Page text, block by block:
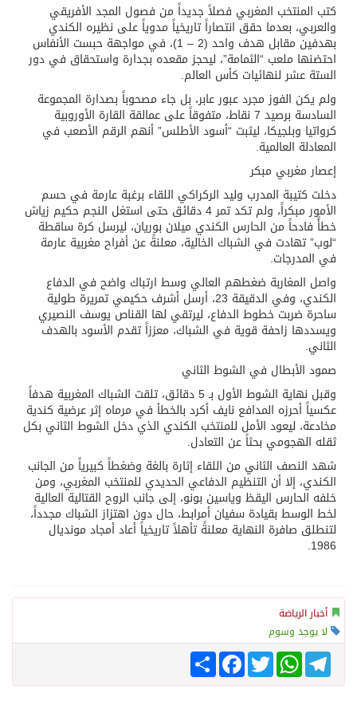
كتب المنتخب المغربي فصلاً جديداً من فصول المجد الأفريقي
والعربي، بعدما حقق انتصاراً تاريخياً مدوياً على نظيره الكندي
بهدفين مقابل هدف واحد (2 – 1)، في مواجهة حبست الأنفاس
احتضنها ملعب “الثمامة”، ليحجز مقعده بجدارة واستحقاق في دور
الستة عشر لنهائيات كأس العالم.
ولم يكن الفوز مجرد عبور عابر، بل جاء مصحوباً بصدارة المجموعة
السادسة برصيد 7 نقاط، متفوقاً على عمالقة القارة الأوروبية
كرواتيا وبلجيكا، ليثبت “أسود الأطلس” أنهم الرقم الأصعب في
المعادلة العالمية.
إعصار مغربي مبكر
دخلت كتيبة المدرب وليد الركراكي اللقاء برغبة عارمة في حسم
الأمور مبكراً، ولم تكد تمر 4 دقائق حتى استغل النجم حكيم زياش
خطأً فادحاً من الحارس الكندي ميلان بوريان، ليرسل كرة ساقطة
“لوب” تهادت في الشباك الخالية، معلنةً عن أفراح مغربية عارمة
في المدرجات.
واصل المغاربة ضغطهم العالي وسط ارتباك واضح في الدفاع
الكندي، وفي الدقيقة 23، أرسل أشرف حكيمي تمريرة طولية
ساحرة ضربت خطوط الدفاع، ليرتقي لها القناص يوسف النصيري
ويسددها زاحفة قوية في الشباك، معززاً تقدم الأسود بالهدف
الثاني.
صمود الأبطال في الشوط الثاني
وقبل نهاية الشوط الأول بـ 5 دقائق، تلقت الشباك المغربية هدفاً
عكسياً أحرزه المدافع نايف أكرد بالخطأ في مرماه إثر عرضية كندية
مخادعة، ليعود الأمل للمنتخب الكندي الذي دخل الشوط الثاني بكل
ثقله الهجومي بحثاً عن التعادل.
شهد النصف الثاني من اللقاء إثارة بالغة وضغطاً كبيرياً من الجانب
الكندي، إلا أن التنظيم الدفاعي الحديدي للمنتخب المغربي، ومن
خلفه الحارس اليقظ وياسين بونو، إلى جانب الروح القتالية العالية
لخط الوسط بقيادة سفيان أمرابط، حال دون اهتزاز الشباك مجدداً،
لتنطلق صافرة النهاية معلنةً تأهلاً تاريخياً أعاد أمجاد مونديال
1986.
أخبار الرياضة
لا يوجد وسوم
انشر
FacebookTwitter
WhatsAppTelegram